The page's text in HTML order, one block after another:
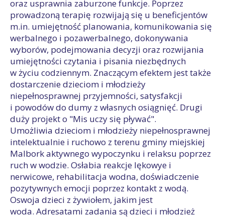
oraz usprawnia zaburzone funkcje. Poprzez
prowadzoną terapię rozwijają się u beneficjentów
m.in. umiejętność planowania, komunikowania się
werbalnego i pozawerbalnego, dokonywania
wyborów, podejmowania decyzji oraz rozwijania
umiejętności czytania i pisania niezbędnych
w życiu codziennym. Znaczącym efektem jest także
dostarczenie dzieciom i młodzieży
niepełnosprawnej przyjemności, satysfakcji
i powodów do dumy z własnych osiągnięć. Drugi
duży projekt o "Mis uczy się pływać".
Umożliwia dzieciom i młodzieży niepełnosprawnej
intelektualnie i ruchowo z terenu gminy miejskiej
Malbork aktywnego wypoczynku i relaksu poprzez
ruch w wodzie. Osłabia reakcje lękowye i
nerwicowe, rehabilitacja wodna, doświadczenie
pozytywnych emocji poprzez kontakt z wodą.
Oswoja dzieci z żywiołem, jakim jest
woda. Adresatami zadania są dzieci i młodzież